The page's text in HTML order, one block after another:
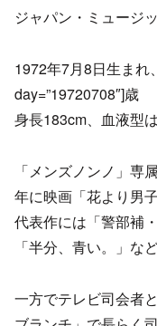
ジャパン・ミュージ
1972年7月8日生まれ
day=”19720708″]歳
身長183cm、血液型
「メンズノンノ」専
年に映画「花より男
代表作には「警部補
「半分、青い。」な
一方でテレビ司会者